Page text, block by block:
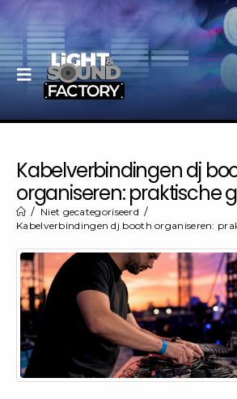
Kabelverbindingen dj
organiseren: praktische
Niet gecategoriseerd
Kabelverbindingen dj booth organiseren: